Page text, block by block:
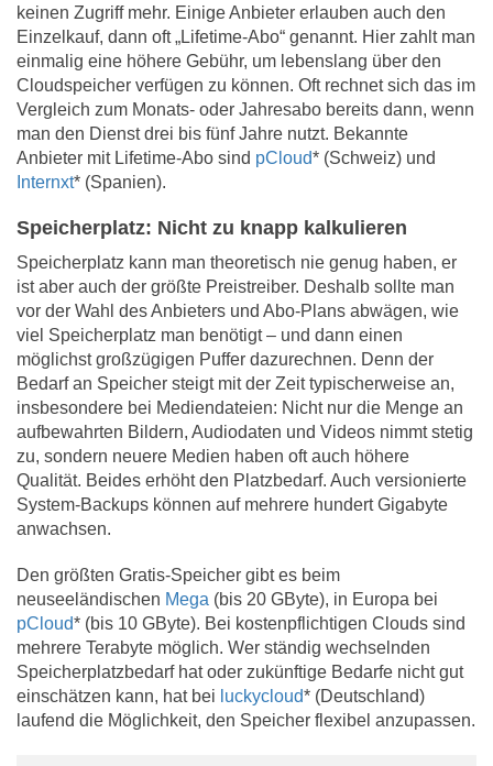
keinen Zugriff mehr. Einige Anbieter erlauben auch den
Einzelkauf, dann oft „Lifetime-Abo“ genannt. Hier zahlt man
einmalig eine höhere Gebühr, um lebenslang über den
Cloudspeicher verfügen zu können. Oft rechnet sich das im
Vergleich zum Monats- oder Jahresabo bereits dann, wenn
man den Dienst drei bis fünf Jahre nutzt. Bekannte
Anbieter mit Lifetime-Abo sind pCloud* (Schweiz) und
Internxt* (Spanien).
Speicherplatz: Nicht zu knapp kalkulieren
Speicherplatz kann man theoretisch nie genug haben, er
ist aber auch der größte Preistreiber. Deshalb sollte man
vor der Wahl des Anbieters und Abo-Plans abwägen, wie
viel Speicherplatz man benötigt – und dann einen
möglichst großzügigen Puffer dazurechnen. Denn der
Bedarf an Speicher steigt mit der Zeit typischerweise an,
insbesondere bei Mediendateien: Nicht nur die Menge an
aufbewahrten Bildern, Audiodaten und Videos nimmt stetig
zu, sondern neuere Medien haben oft auch höhere
Qualität. Beides erhöht den Platzbedarf. Auch versionierte
System-Backups können auf mehrere hundert Gigabyte
anwachsen.
Den größten Gratis-Speicher gibt es beim
neuseeländischen Mega (bis 20 GByte), in Europa bei
pCloud* (bis 10 GByte). Bei kostenpflichtigen Clouds sind
mehrere Terabyte möglich. Wer ständig wechselnden
Speicherplatzbedarf hat oder zukünftige Bedarfe nicht gut
einschätzen kann, hat bei luckycloud* (Deutschland)
laufend die Möglichkeit, den Speicher flexibel anzupassen.